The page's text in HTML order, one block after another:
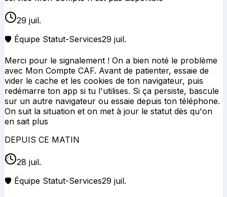
2
29 juil.
🛡️ Équipe Statut-Services29 juil.
Merci pour le signalement ! On a bien noté le problème
avec Mon Compte CAF. Avant de patienter, essaie de
vider le cache et les cookies de ton navigateur, puis
redémarre ton app si tu l'utilises. Si ça persiste, bascule
sur un autre navigateur ou essaie depuis ton téléphone.
On suit la situation et on met à jour le statut dès qu'on
en sait plus
DEPUIS CE MATIN
28 juil.
🛡️ Équipe Statut-Services29 juil.